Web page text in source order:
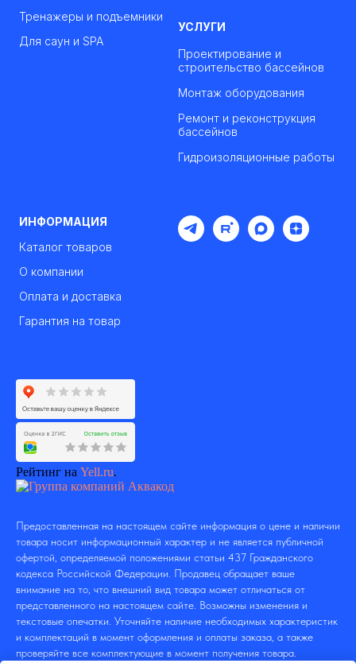
Тренажеры и подъемники
Для саун и SPA
УСЛУГИ
Проектирование и
строительство бассейнов
Монтаж оборудования
Ремонт и реконструкция
бассейнов
Гидроизоляционные работы
ИНФОРМАЦИЯ
Каталог товаров
О компании
Оплата и доставка
Гарантия на товар
Рейтинг на Yell.ru.
Предоставленная на настоящем сайте информация о цене и наличии
товара носит информационный характер и не является публичной
офертой, определяемой положениями статьи 437 Гражданского
кодекса Российской Федерации. Продавец обращает ваше
внимание на то, что внешний вид товара может отличаться от
представленного на настоящем сайте. Возможны изменения и
текстовые опечатки. Уточняйте наличие необходимых характеристик
и комплектаций в момент оформления и оплаты заказа, а также
проверяйте все комплектующие в момент получения товара.